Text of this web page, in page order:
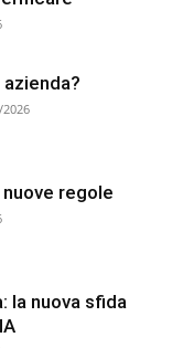
azienda?
nuove regole
la nuova sfida